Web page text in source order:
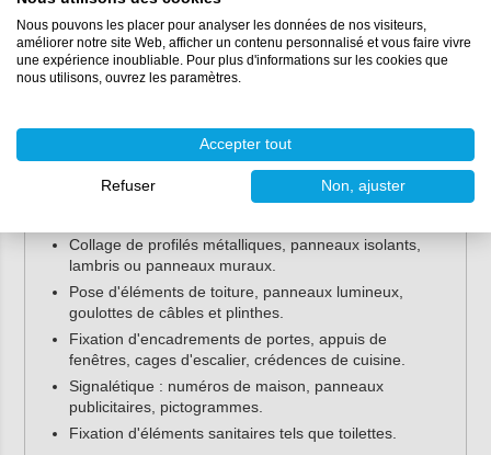
Tec7 Fast est un adhésif universel pour la construction, la
plomberie et l'entretien général. Il adhère sans risque à la
quasi-totalité des matériaux : miroirs, polystyrène, métaux
Collage de structures en bois, métal et lattis sur béton
Collage de profilés métalliques, panneaux isolants,
lambris ou panneaux muraux.
Pose d'éléments de toiture, panneaux lumineux,
goulottes de câbles et plinthes.
Fixation d'encadrements de portes, appuis de
fenêtres, cages d'escalier, crédences de cuisine.
Signalétique : numéros de maison, panneaux
publicitaires, pictogrammes.
Fixation d'éléments sanitaires tels que toilettes.
Nous pouvons les placer pour analyser les données de nos visiteurs,
améliorer notre site Web, afficher un contenu personnalisé et vous faire vivre
une expérience inoubliable. Pour plus d'informations sur les cookies que
nous utilisons, ouvrez les paramètres.
Accepter tout
Refuser Non, ajuster